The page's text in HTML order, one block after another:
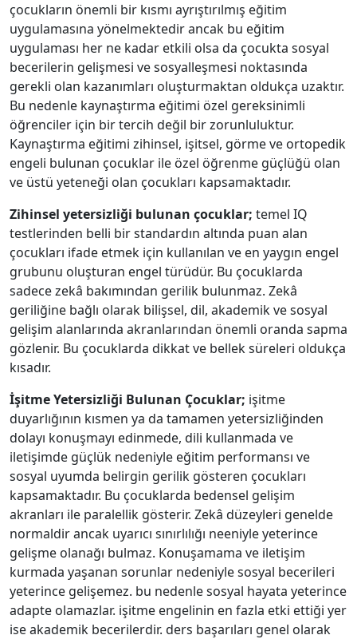
çocukların önemli bir kısmı ayrıştırılmış eğitim
uygulamasına yönelmektedir ancak bu eğitim
uygulaması her ne kadar etkili olsa da çocukta sosyal
becerilerin gelişmesi ve sosyalleşmesi noktasında
gerekli olan kazanımları oluşturmaktan oldukça uzaktır.
Bu nedenle kaynaştırma eğitimi özel gereksinimli
öğrenciler için bir tercih değil bir zorunluluktur.
Kaynaştırma eğitimi zihinsel, işitsel, görme ve ortopedik
engeli bulunan çocuklar ile özel öğrenme güçlüğü olan
ve üstü yeteneği olan çocukları kapsamaktadır.
Zihinsel yetersizliği bulunan çocuklar; temel IQ
testlerinden belli bir standardın altında puan alan
çocukları ifade etmek için kullanılan ve en yaygın engel
grubunu oluşturan engel türüdür. Bu çocuklarda
sadece zekâ bakımından gerilik bulunmaz. Zekâ
geriliğine bağlı olarak bilişsel, dil, akademik ve sosyal
gelişim alanlarında akranlarından önemli oranda sapma
gözlenir. Bu çocuklarda dikkat ve bellek süreleri oldukça
kısadır.
İşitme Yetersizliği Bulunan Çocuklar; işitme
duyarlığının kısmen ya da tamamen yetersizliğinden
dolayı konuşmayı edinmede, dili kullanmada ve
iletişimde güçlük nedeniyle eğitim performansı ve
sosyal uyumda belirgin gerilik gösteren çocukları
kapsamaktadır. Bu çocuklarda bedensel gelişim
akranları ile paralellik gösterir. Zekâ düzeyleri genelde
normaldir ancak uyarıcı sınırlılığı neeniyle yeterince
gelişme olanağı bulmaz. Konuşamama ve iletişim
kurmada yaşanan sorunlar nedeniyle sosyal becerileri
yeterince gelişemez. bu nedenle sosyal hayata yeterince
adapte olamazlar. işitme engelinin en fazla etki ettiği yer
ise akademik becerilerdir. ders başarıları genel olarak